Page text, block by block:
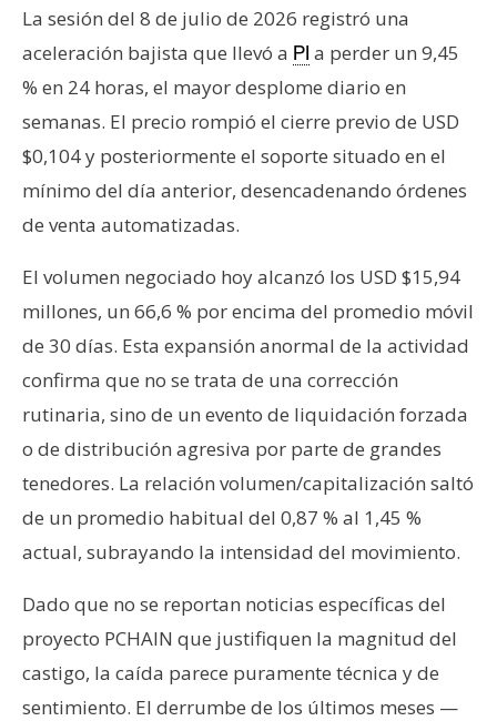
l
i
c
d
a
d
La sesión del 8 de julio de 2026 registró una
aceleración bajista que llevó a PI a perder un 9,45
% en 24 horas, el mayor desplome diario en
semanas. El precio rompió el cierre previo de USD
$0,104 y posteriormente el soporte situado en el
mínimo del día anterior, desencadenando órdenes
de venta automatizadas.
El volumen negociado hoy alcanzó los USD $15,94
millones, un 66,6 % por encima del promedio móvil
de 30 días. Esta expansión anormal de la actividad
confirma que no se trata de una corrección
rutinaria, sino de un evento de liquidación forzada
o de distribución agresiva por parte de grandes
tenedores. La relación volumen/capitalización saltó
de un promedio habitual del 0,87 % al 1,45 %
actual, subrayando la intensidad del movimiento.
Dado que no se reportan noticias específicas del
proyecto PCHAIN que justifiquen la magnitud del
castigo, la caída parece puramente técnica y de
sentimiento. El derrumbe de los últimos meses —